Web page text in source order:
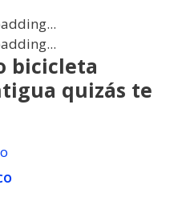
bicicleta
quizás te